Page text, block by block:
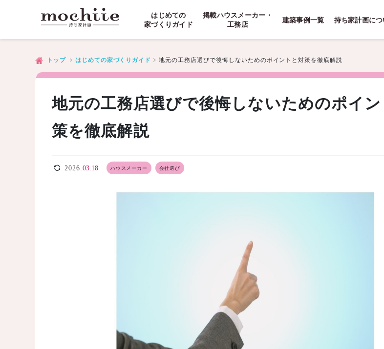
はじめての
家づくりガイド
掲載ハウスメーカー・
工務店
建築事例一覧 持ち家計画に
トップ はじめての家づくりガイド 地元の工務店選びで後悔しないためのポイントと対策を徹底解説
地元の工務店選びで後悔しないためのポイ
策を徹底解説
2026.03.18 ハウスメーカー 会社選び